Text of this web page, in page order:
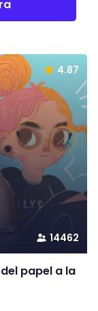
14462
4.87
papel a la